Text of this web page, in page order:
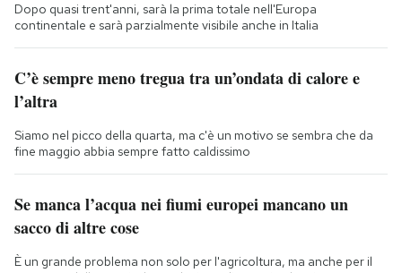
Dopo quasi trent'anni, sarà la prima totale nell'Europa
continentale e sarà parzialmente visibile anche in Italia
C’è sempre meno tregua tra un’ondata di calore e
l’altra
Siamo nel picco della quarta, ma c'è un motivo se sembra che da
fine maggio abbia sempre fatto caldissimo
Se manca l’acqua nei fiumi europei mancano un
sacco di altre cose
È un grande problema non solo per l'agricoltura, ma anche per il